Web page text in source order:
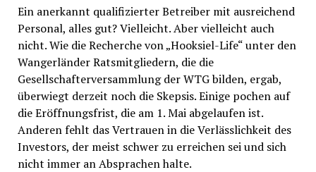
Ein anerkannt qualifizierter Betreiber mit ausreichend
Personal, alles gut? Vielleicht. Aber vielleicht auch
nicht. Wie die Recherche von „Hooksiel-Life“ unter den
Wangerländer Ratsmitgliedern, die die
Gesellschafterversammlung der WTG bilden, ergab,
überwiegt derzeit noch die Skepsis. Einige pochen auf
die Eröffnungsfrist, die am 1. Mai abgelaufen ist.
Anderen fehlt das Vertrauen in die Verlässlichkeit des
Investors, der meist schwer zu erreichen sei und sich
nicht immer an Absprachen halte.